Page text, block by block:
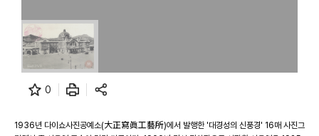
0
1936년 다이쇼사진공예소(大正寫眞工藝所)에서 발행한 '대경성의 신풍경' 16매 사진그